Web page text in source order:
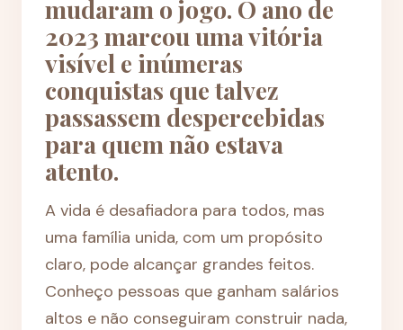
mudaram o jogo. O ano de
2023 marcou uma vitória
visível e inúmeras
conquistas que talvez
passassem despercebidas
para quem não estava
atento.
A vida é desafiadora para todos, mas
uma família unida, com um propósito
claro, pode alcançar grandes feitos.
Conheço pessoas que ganham salários
altos e não conseguiram construir nada,